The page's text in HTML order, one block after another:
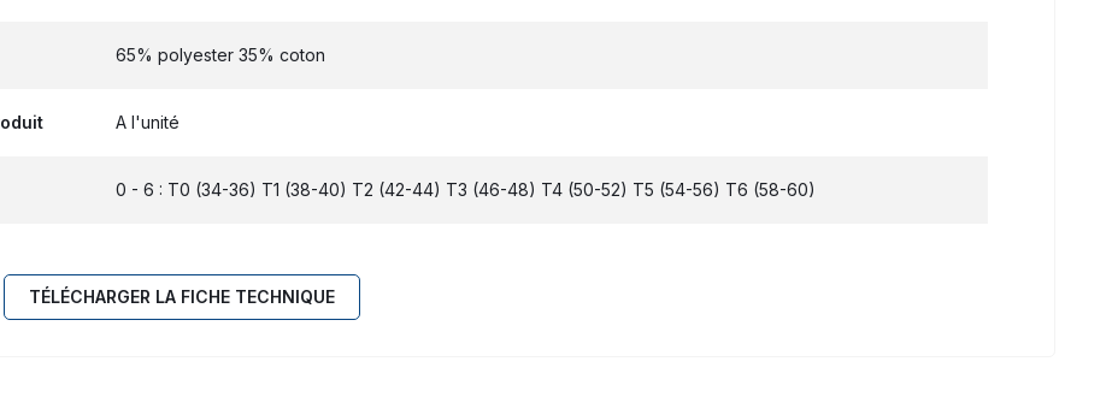
65% polyester 35% coton
A l'unité
0 - 6 : T0 (34-36) T1 (38-40) T2 (42-44) T3 (46-48) T4 (50-52) T5 (54-56) T6 (58-60)
TÉLÉCHARGER LA FICHE TECHNIQUE